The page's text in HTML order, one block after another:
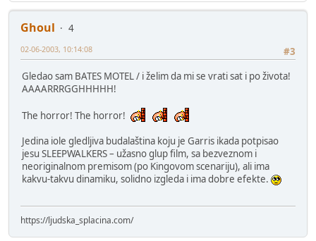
Ghoul
4
#3
02-06-2003, 10:14:08
Gledao sam BATES MOTEL / i želim da mi se vrati sat i po života!
AAAARRRGGHHHHH!
The horror! The horror!
Jedina iole gledljiva budalaština koju je Garris ikada potpisao
jesu SLEEPWALKERS – užasno glup film, sa bezveznom i
neoriginalnom premisom (po Kingovom scenariju), ali ima
kakvu-takvu dinamiku, solidno izgleda i ima dobre efekte.
https://ljudska_splacina.com/